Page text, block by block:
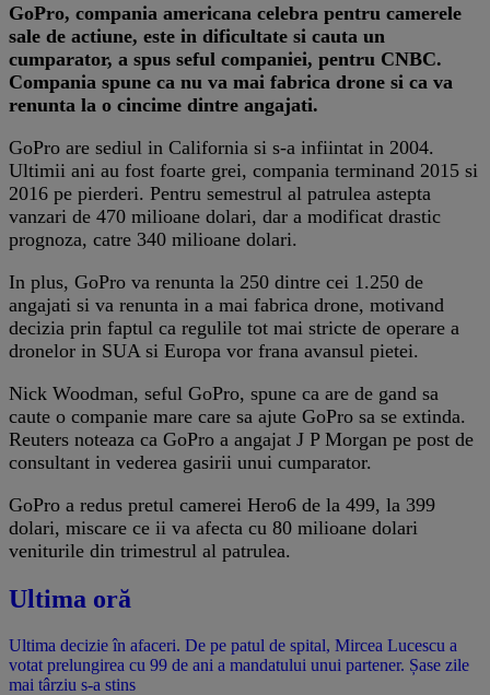
​GoPro, compania americana celebra pentru camerele
sale de actiune, este in dificultate si cauta un
cumparator, a spus seful companiei, pentru CNBC.
Compania spune ca nu va mai fabrica drone si ca va
renunta la o cincime dintre angajati.
GoPro are sediul in California si s-a infiintat in 2004.
Ultimii ani au fost foarte grei, compania terminand 2015 si
2016 pe pierderi. Pentru semestrul al patrulea astepta
vanzari de 470 milioane dolari, dar a modificat drastic
prognoza, catre 340 milioane dolari.
In plus, GoPro va renunta la 250 dintre cei 1.250 de
angajati si va renunta in a mai fabrica drone, motivand
decizia prin faptul ca regulile tot mai stricte de operare a
dronelor in SUA si Europa vor frana avansul pietei.
Nick Woodman, seful GoPro, spune ca are de gand sa
caute o companie mare care sa ajute GoPro sa se extinda.
Reuters noteaza ca GoPro a angajat J P Morgan pe post de
consultant in vederea gasirii unui cumparator.
GoPro a redus pretul camerei Hero6 de la 499, la 399
dolari, miscare ce ii va afecta cu 80 milioane dolari
veniturile din trimestrul al patrulea.
Ultima oră
Ultima decizie în afaceri. De pe patul de spital, Mircea Lucescu a
votat prelungirea cu 99 de ani a mandatului unui partener. Șase zile
mai târziu s-a stins